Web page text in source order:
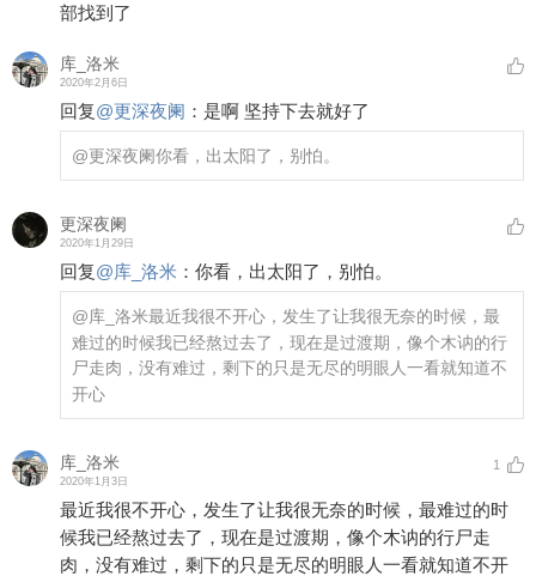
部找到了
库_洛米
2020年2月6日
回复@更深夜阑 ： 是啊 坚持下去就好了
@更深夜阑你看，出太阳了，别怕。
更深夜阑
2020年1月29日
回复@库_洛米 ： 你看，出太阳了，别怕。
@库_洛米最近我很不开心，发生了让我很无奈的时候，最
难过的时候我已经熬过去了，现在是过渡期，像个木讷的行
尸走肉，没有难过，剩下的只是无尽的明眼人一看就知道不
开心
库_洛米
2020年1月3日
1
最近我很不开心，发生了让我很无奈的时候，最难过的时
候我已经熬过去了，现在是过渡期，像个木讷的行尸走
肉，没有难过，剩下的只是无尽的明眼人一看就知道不开